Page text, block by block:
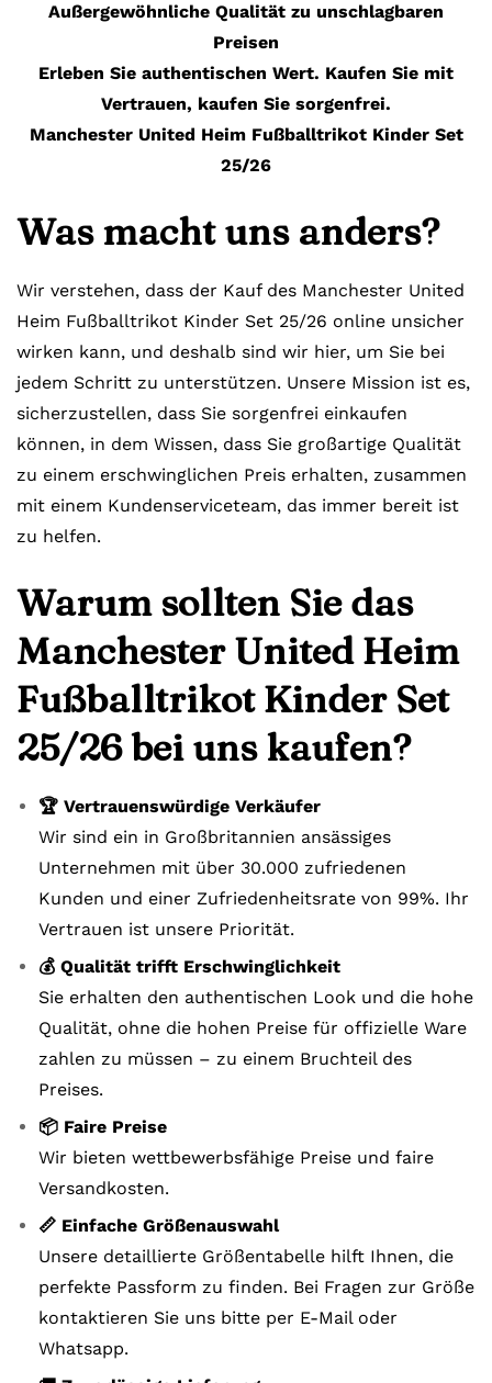
Außergewöhnliche Qualität zu unschlagbaren
Preisen
Erleben Sie authentischen Wert. Kaufen Sie mit
Vertrauen, kaufen Sie sorgenfrei.
Manchester United Heim Fußballtrikot Kinder Set
25/26
Was macht uns anders?
Wir verstehen, dass der Kauf des Manchester United
Heim Fußballtrikot Kinder Set 25/26 online unsicher
wirken kann, und deshalb sind wir hier, um Sie bei
jedem Schritt zu unterstützen. Unsere Mission ist es,
sicherzustellen, dass Sie sorgenfrei einkaufen
können, in dem Wissen, dass Sie großartige Qualität
zu einem erschwinglichen Preis erhalten, zusammen
mit einem Kundenserviceteam, das immer bereit ist
zu helfen.
Warum sollten Sie das
Manchester United Heim
Fußballtrikot Kinder Set
25/26 bei uns kaufen?
🏆 Vertrauenswürdige Verkäufer
Wir sind ein in Großbritannien ansässiges
Unternehmen mit über 30.000 zufriedenen
Kunden und einer Zufriedenheitsrate von 99%. Ihr
Vertrauen ist unsere Priorität.
💰 Qualität trifft Erschwinglichkeit
Sie erhalten den authentischen Look und die hohe
Qualität, ohne die hohen Preise für offizielle Ware
zahlen zu müssen – zu einem Bruchteil des
Preises.
📦 Faire Preise
Wir bieten wettbewerbsfähige Preise und faire
Versandkosten.
📏 Einfache Größenauswahl
Unsere detaillierte Größentabelle hilft Ihnen, die
perfekte Passform zu finden. Bei Fragen zur Größe
kontaktieren Sie uns bitte per E-Mail oder
Whatsapp.